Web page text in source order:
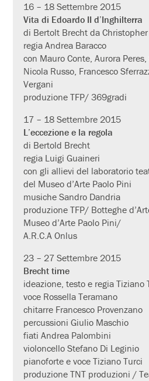
16 – 18 Settembre 2015
Vita di Edoardo II d’Inghilterra
di Bertolt Brecht da
regia Andrea Baracco
con Mauro Conte, Aurora
Nicola Russo, Francesco
Vergani
produzione TFP/ 369gradi
17 – 18 Settembre 2015
L’eccezione e la regola
di Bertold Brecht
regia Luigi Guaineri
con gli allievi del laboratorio
del Museo d’Arte Paolo Pini
musiche Sandro Dandria
produzione TFP/ Botteghe
Museo d’Arte Paolo Pini/
A.R.C.A Onlus
23 – 27 Settembre 2015
Brecht time
ideazione, testo e regia Tiziano
voce Rossella Teramano
chitarre Francesco Provenzano
percussioni Giulio Maschio
fiati Andrea Palombini
violoncello Stefano Di Leginio
pianoforte e voce Tiziano Turci
produzione TNT produzioni /